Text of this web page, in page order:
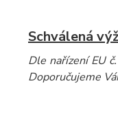
Schválená
Dle nařízení EU
Doporučujeme